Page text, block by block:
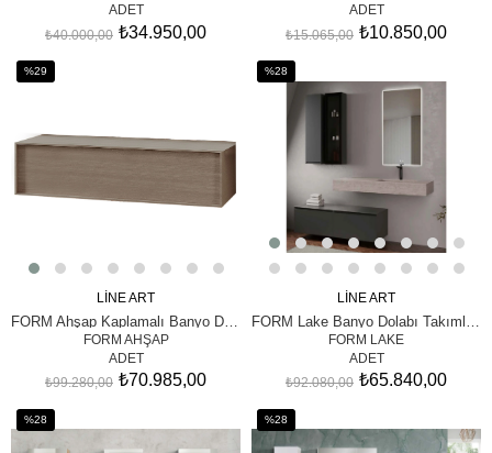
ADET
₺34.950,00
₺40.000,00
ADET
₺10.850,00
₺15.065,00
SEPETE EKLE
%29
LİNE ART
FORM AHŞAP
ADET
₺70.985,00
₺99.280,00
SEPETE EKLE
%28
LİNE ART
FORM LAKE
ADET
₺65.840,00
₺92.080,00
%28
%28
İndirim